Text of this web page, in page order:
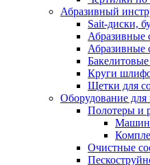
Абразивный
Sait-диски,
Абразивные
Абразивные
Круги
Щетки для
Оборудование для
Полотеры и
Очистные